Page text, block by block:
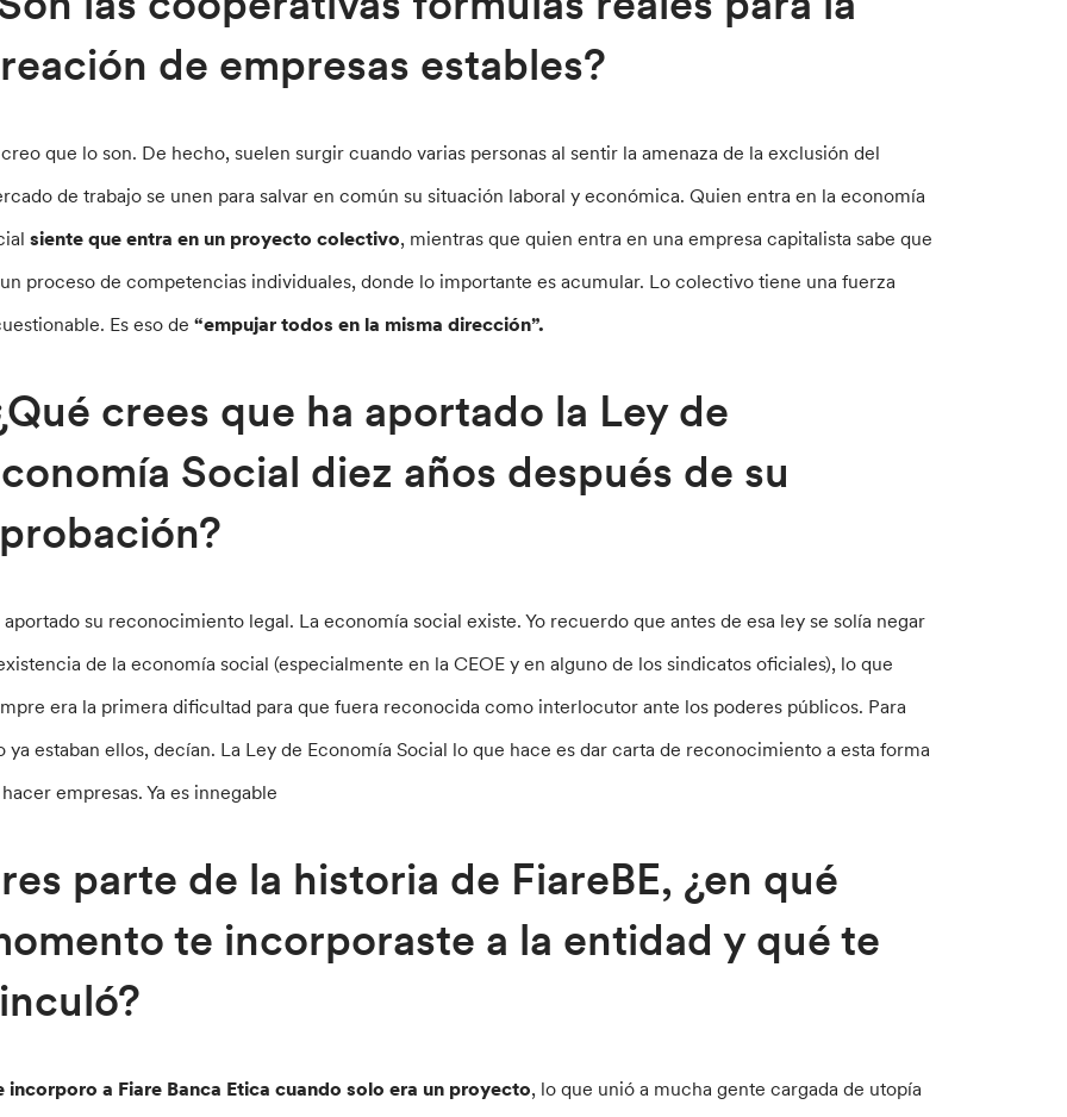
de empresas estables?
creo que lo son. De hecho, suelen surgir cuando varias personas al sentir la amenaza de la exclusión del
de trabajo se unen para salvar en común su situación laboral y económica. Quien entra en la economía
siente que entra en un proyecto colectivo, mientras que quien entra en una empresa capitalista sabe que
proceso de competencias individuales, donde lo importante es acumular. Lo colectivo tiene una fuerza
Es eso de“empujar todos en la misma dirección”.
crees que ha aportado la Ley de
Social diez años después de su
aportado su reconocimiento legal. La economía social existe. Yo recuerdo que antes de esa ley se solía negar
de la economía social (especialmente en la CEOE y en alguno de los sindicatos oficiales), lo que
era la primera dificultad para que fuera reconocida como interlocutor ante los poderes públicos. Para
ya estaban ellos, decían. La Ley de Economía Social lo que hace es dar carta de reconocimiento a esta forma
empresas. Ya es innegable
parte de la historia de FiareBE, ¿en qué
te incorporaste a la entidad y qué te
incorporo a Fiare Banca Etica cuando solo era un proyecto, lo que unió a mucha gente cargada de utopía